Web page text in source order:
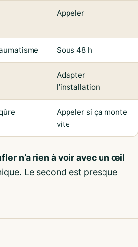
Appeler
Sous 48 h
Adapter
l’installation
Appeler si ça monte
vite
n’a rien à voir avec un œil
Le second est presque